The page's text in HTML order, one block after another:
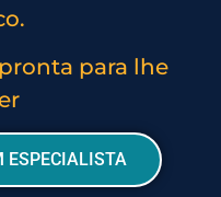
para lhe
ESPECIALISTA